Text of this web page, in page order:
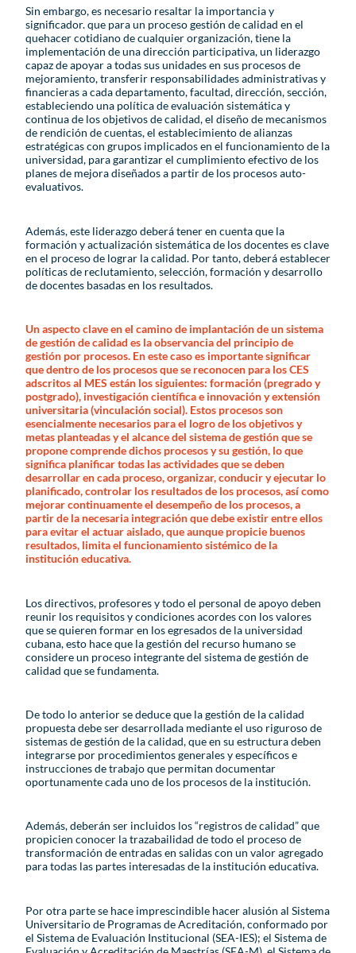
Sin embargo, es necesario resaltar la importancia y
significador. que para un proceso gestión de calidad en el
quehacer cotidiano de cualquier organización, tiene la
implementación de una dirección participativa, un liderazgo
capaz de apoyar a todas sus unidades en sus procesos de
mejoramiento, transferir responsabilidades administrativas y
financieras a cada departamento, facultad, dirección, sección,
estableciendo una política de evaluación sistemática y
continua de los objetivos de calidad, el diseño de mecanismos
de rendición de cuentas, el establecimiento de alianzas
estratégicas con grupos implicados en el funcionamiento de la
universidad, para garantizar el cumplimiento efectivo de los
planes de mejora diseñados a partir de los procesos auto-
evaluativos.
Además, este liderazgo deberá tener en cuenta que la
formación y actualización sistemática de los docentes es clave
en el proceso de lograr la calidad. Por tanto, deberá establecer
políticas de reclutamiento, selección, formación y desarrollo
de docentes basadas en los resultados.
Un aspecto clave en el camino de implantación de un sistema
de gestión de calidad es la observancia del principio de
gestión por procesos. En este caso es importante significar
que dentro de los procesos que se reconocen para los CES
adscritos al MES están los siguientes: formación (pregrado y
postgrado), investigación científica e innovación y extensión
universitaria (vinculación social). Estos procesos son
esencialmente necesarios para el logro de los objetivos y
metas planteadas y el alcance del sistema de gestión que se
propone comprende dichos procesos y su gestión, lo que
significa planificar todas las actividades que se deben
desarrollar en cada proceso, organizar, conducir y ejecutar lo
planificado, controlar los resultados de los procesos, así como
mejorar continuamente el desempeño de los procesos, a
partir de la necesaria integración que debe existir entre ellos
para evitar el actuar aislado, que aunque propicie buenos
resultados, limita el funcionamiento sistémico de la
institución educativa.
Los directivos, profesores y todo el personal de apoyo deben
reunir los requisitos y condiciones acordes con los valores
que se quieren formar en los egresados de la universidad
cubana, esto hace que la gestión del recurso humano se
considere un proceso integrante del sistema de gestión de
calidad que se fundamenta.
De todo lo anterior se deduce que la gestión de la calidad
propuesta debe ser desarrollada mediante el uso riguroso de
sistemas de gestión de la calidad, que en su estructura deben
integrarse por procedimientos generales y específicos e
instrucciones de trabajo que permitan documentar
oportunamente cada uno de los procesos de la institución.
Además, deberán ser incluidos los “registros de calidad” que
propicien conocer la trazabailidad de todo el proceso de
transformación de entradas en salidas con un valor agregado
para todas las partes interesadas de la institución educativa.
Por otra parte se hace imprescindible hacer alusión al Sistema
Universitario de Programas de Acreditación, conformado por
el Sistema de Evaluación Institucional (SEA-IES); el Sistema de